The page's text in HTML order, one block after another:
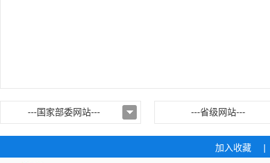
---国家部委网站--- ---省级网站---
加入收藏 |